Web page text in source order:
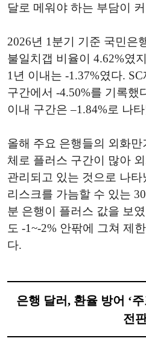
달로 메워야 하는 부담이
2026년 1분기 기준 국민은
불일치갭 비율이 4.62%였
1년 이내는 -1.37%였다.
구간에서 -4.50%를 기록했
이내 구간은 –1.84%로 나
올해 주요 은행들의 외화
체로 플러스 구간이 많아
관리되고 있는 것으로 나
리스크를 가늠할 수 있는
분 은행이 플러스 값을 보
도 -1~-2% 안팎에 그쳐 제
다.
은행 달러, 환율 방어 ‘
전